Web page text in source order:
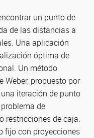
un punto de
de las distancias a
Una aplicación
óptima de
Un método
Weber, propuesto por
iteración de punto
de
restricciones de caja.
fijo con proyecciones